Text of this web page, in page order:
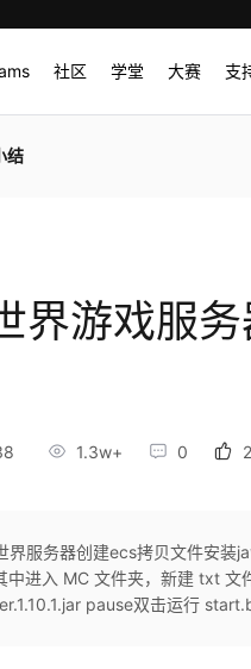
社区 学堂 大赛 支
结
界游戏服
1.3w+ 0 2
服务器创建ecs拷贝文件安装
中进入 MC 文件夹，新建 txt
pause双击运行